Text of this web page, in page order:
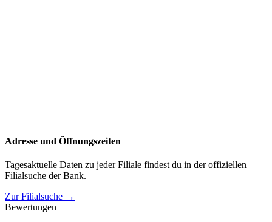
Adresse und Öffnungszeiten
Tagesaktuelle Daten zu jeder Filiale findest du in der offiziellen
Filialsuche der Bank.
Zur Filialsuche →
Bewertungen